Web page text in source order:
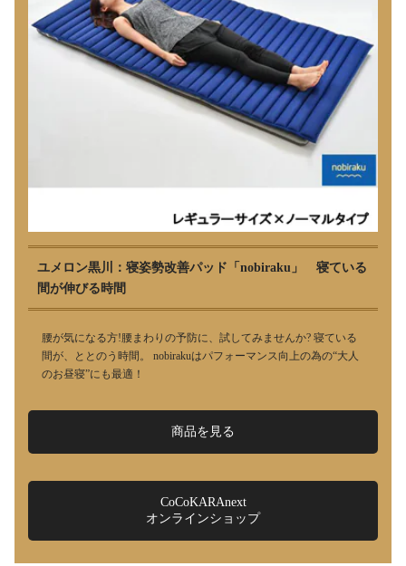
ユメロン黒川：寝姿勢改善パッド「nobiraku」 寝ている
間が伸びる時間
腰が気になる方!腰まわりの予防に、試してみませんか? 寝ている
間が、ととのう時間。 nobirakuはパフォーマンス向上の為の“大人
のお昼寝”にも最適！
商品を見る
CoCoKARAnext
オンラインショップ